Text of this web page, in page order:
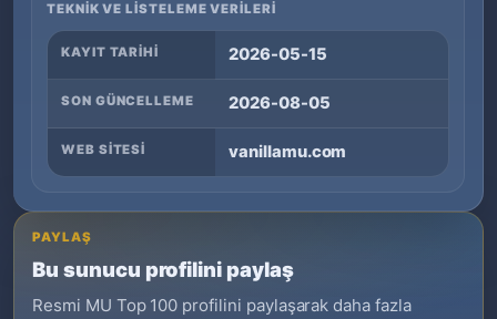
TEKNIK VE LISTELEME VERILERI
KAYIT TARIHI 2026-05-15
SON GÜNCELLEME 2026-08-05
WEB SITESI vanillamu.com
PAYLAŞ
Bu sunucu profilini paylaş
Resmi MU Top 100 profilini paylaşarak daha fazla